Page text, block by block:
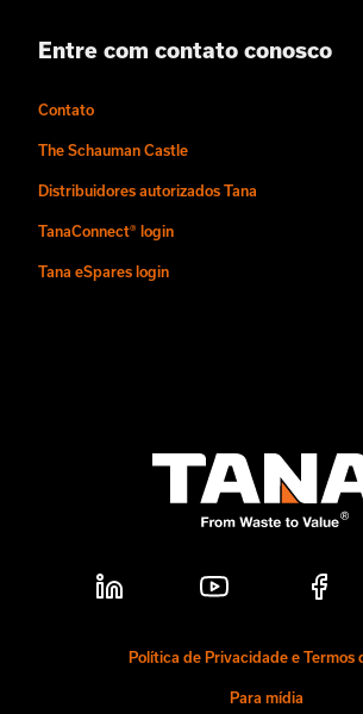
Entre com contato conosco
Contato
The Schauman Castle
Distribuidores autorizados Tana
TanaConnect® login
Tana eSpares login
Política de Privacidade e Termos
Para mídia